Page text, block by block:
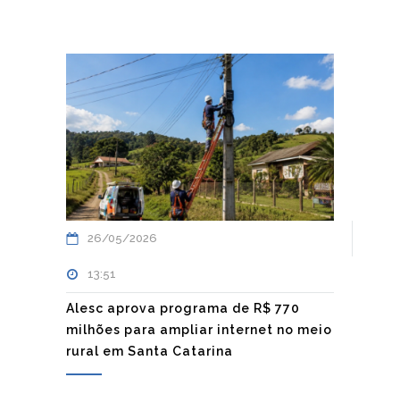
26/05/2026
13:51
Alesc aprova programa de R$ 770
milhões para ampliar internet no meio
rural em Santa Catarina